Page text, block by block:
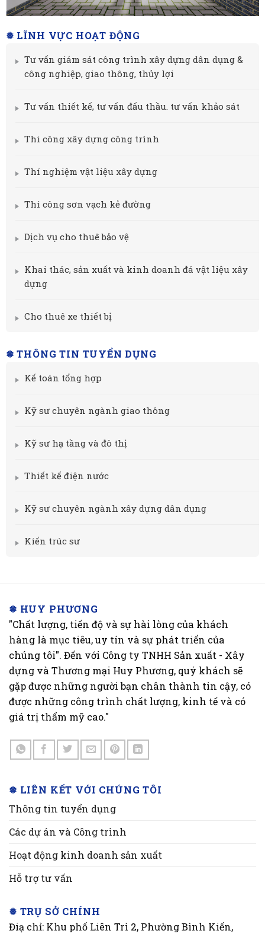
❅ LĨNH VỰC HOẠT ĐỘNG
Tư vấn giám sát công trình xây dựng dân dụng &
công nghiệp, giao thông, thủy lợi
Tư vấn thiết kế, tư vấn đấu thầu. tư vấn khảo sát
Thi công xây dựng công trình
Thí nghiệm vật liệu xây dựng
Thi công sơn vạch kẻ đường
Dịch vụ cho thuê bảo vệ
Khai thác, sản xuất và kinh doanh đá vật liệu xây
dựng
Cho thuê xe thiết bị
❅ THÔNG TIN TUYỂN DỤNG
Kế toán tổng hợp
Kỹ sư chuyên ngành giao thông
Kỹ sư hạ tầng và đô thị
Thiết kế điện nước
Kỹ sư chuyên ngành xây dựng dân dụng
Kiến trúc sư
❅ HUY PHƯƠNG
"Chất lượng, tiến độ và sự hài lòng của khách
hàng là mục tiêu, uy tín và sự phát triển của
chúng tôi". Đến với Công ty TNHH Sản xuất - Xây
dựng và Thương mại Huy Phương, quý khách sẽ
gặp được những người bạn chân thành tin cậy, có
được những công trình chất lượng, kinh tế và có
giá trị thẩm mỹ cao."
❅ LIÊN KẾT VỚI CHÚNG TÔI
Thông tin tuyển dụng
Các dự án và Công trình
Hoạt động kinh doanh sản xuất
Hỗ trợ tư vấn
❅ TRỤ SỞ CHÍNH
Điạ chỉ: Khu phố Liên Trì 2, Phường Bình Kiến,